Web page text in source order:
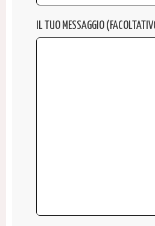
IL TUO MESSAGGIO